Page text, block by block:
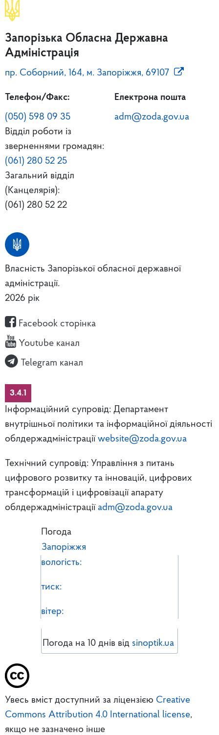
Запорізька Обласна Державна
Адміністрація
пр. Соборний, 164, м. Запоріжжя, 69107
Телефон/Факс:
(050) 598 09 35
Відділ роботи із
зверненнями громадян:
(061) 280 52 25
Загальний відділ
(Канцелярія):
(061) 280 52 22
Електрона пошта
adm@zoda.gov.ua
Власність Запорізької обласної державної
адміністрації.
2026 рік
Facebook сторінка
Youtube канал
Telegram канал
3.4.1
Інформаційний супровід: Департамент
внутрішньої політики та інформаційної діяльності
облдержадміністрації website@zoda.gov.ua
Технічний супровід: Управління з питань
цифрового розвитку та інновацій, цифрових
трансформацій і цифровізації апарату
облдержадміністрації adm@zoda.gov.ua
Погода
Запоріжжя
вологість:
тиск:
вітер:
Погода на 10 днів від sinoptik.ua
Увесь вміст доступний за ліцензією Creative
Commons Attribution 4.0 International license,
якщо не зазначено інше